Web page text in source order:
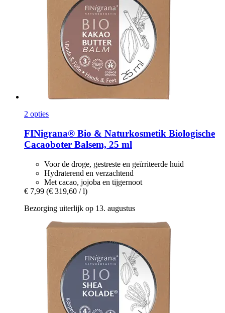
2 opties
FINigrana® Bio & Naturkosmetik Biologische
Cacaoboter Balsem, 25 ml
Voor de droge, gestreste en geïrriteerde huid
Hydraterend en verzachtend
Met cacao, jojoba en tijgernoot
€ 7,99 (€ 319,60 / l)
Bezorging uiterlijk op 13. augustus